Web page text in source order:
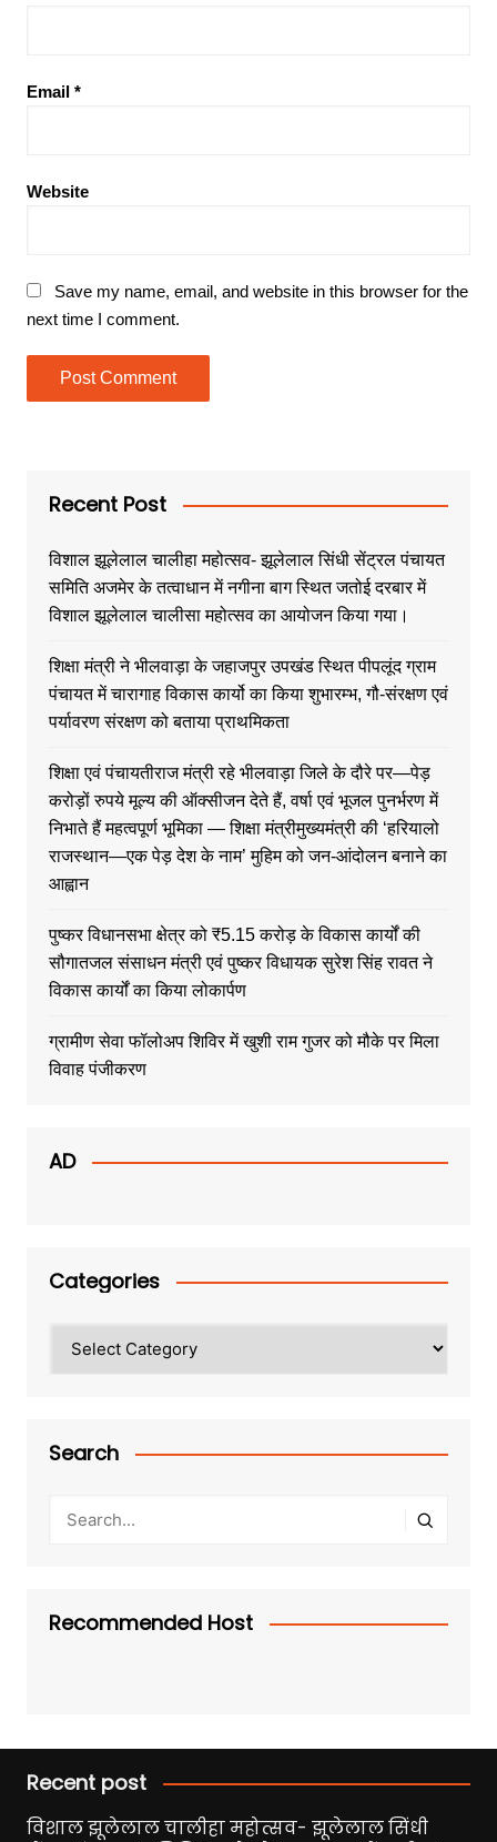
Email *
Website
Save my name, email, and website in this browser for the
next time I comment.
Recent Post
विशाल झूलेलाल चालीहा महोत्सव- झूलेलाल सिंधी सेंट्रल पंचायत
समिति अजमेर के तत्वाधान में नगीना बाग स्थित जतोई दरबार में
विशाल झूलेलाल चालीसा महोत्सव का आयोजन किया गया।
शिक्षा मंत्री ने भीलवाड़ा के जहाजपुर उपखंड स्थित पीपलूंद ग्राम
पंचायत में चारागाह विकास कार्यो का किया शुभारम्भ, गौ-संरक्षण एवं
पर्यावरण संरक्षण को बताया प्राथमिकता
शिक्षा एवं पंचायतीराज मंत्री रहे भीलवाड़ा जिले के दौरे पर—पेड़
करोड़ों रुपये मूल्य की ऑक्सीजन देते हैं, वर्षा एवं भूजल पुनर्भरण में
निभाते हैं महत्वपूर्ण भूमिका — शिक्षा मंत्रीमुख्यमंत्री की ‘हरियालो
राजस्थान—एक पेड़ देश के नाम’ मुहिम को जन-आंदोलन बनाने का
आह्वान
पुष्कर विधानसभा क्षेत्र को ₹5.15 करोड़ के विकास कार्यों की
सौगातजल संसाधन मंत्री एवं पुष्कर विधायक सुरेश सिंह रावत ने
विकास कार्यों का किया लोकार्पण
ग्रामीण सेवा फॉलोअप शिविर में खुशी राम गुजर को मौके पर मिला
विवाह पंजीकरण
AD
Categories
Search
Recommended Host
Recent post
विशाल झूलेलाल चालीहा महोत्सव- झूलेलाल सिंधी